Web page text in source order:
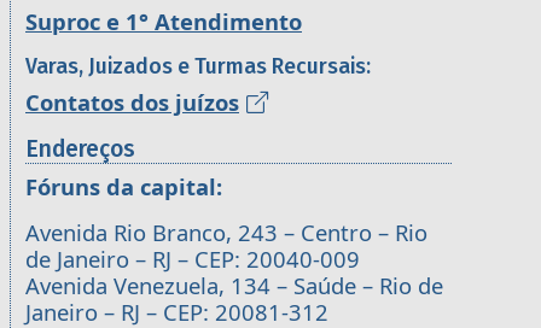
Suproc e 1° Atendimento
Varas, Juizados e Turmas Recursais:
Contatos dos juízos
Endereços
Fóruns da capital:
Avenida Rio Branco, 243 – Centro – Rio
de Janeiro – RJ – CEP: 20040-009
Avenida Venezuela, 134 – Saúde – Rio de
Janeiro – RJ – CEP: 20081-312